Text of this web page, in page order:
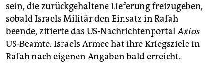
sein, die zurückgehaltene Lieferung freizugeben,
sobald Israels Militär den Einsatz in Rafah
beende, zitierte das US-NachrichtenportalAxios
US-Beamte. Israels Armee hat ihre Kriegsziele in
Rafah nach eigenen Angaben bald erreicht.